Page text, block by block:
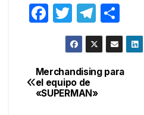
F
e
b
T
w
itt
er
T
el
e
gr
a
o
m
p
Navegación
de
Merchandising para
el equipo de
«SUPERMAN»